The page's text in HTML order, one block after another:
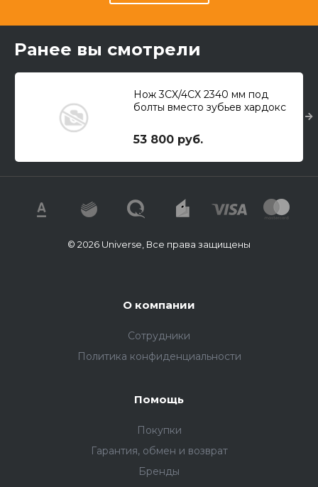
Ранее вы смотрели
Нож 3CX/4CX 2340 мм под
болты вместо зубьев хардокс
53 800 руб.
© 2026 Universe, Все права защищены
О компании
Сотрудники
Политика конфиденциальности
Помощь
Покупки
Гарантия, обмен и возврат
Бренды